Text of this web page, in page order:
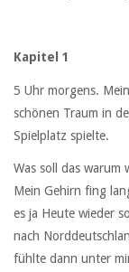
Kapitel 1
5 Uhr morgens.
schönen Traum in
Spielplatz spielte.
Was soll das warum
Mein Gehirn fing
es ja Heute wieder
nach
fühlte dann unter